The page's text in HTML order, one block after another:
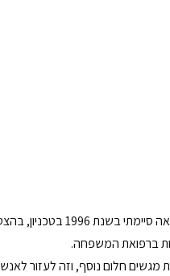
את לימודי הרפואה סיימתי
ברפואת המשפחה.
מגשים חלום נוסף, וזה לעזור